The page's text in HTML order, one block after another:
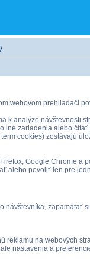
webovom prehliadači
k analýze návštevnosti
iné zariadenia alebo
cookies) zostávajú
Google Chrome
alebo povoliť len pre
návštevníka, zapamätať
reklamu na webových
nastavenia a